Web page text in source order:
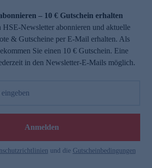
– 10 € Gutschein erhalten
HSE-Newsletter abonnieren und aktuelle
& Gutscheine per E-Mail erhalten. Als
Sie einen 10 € Gutschein. Eine
in den Newsletter-E-Mails möglich.
Anmelden
und die Gutscheinbedingungen